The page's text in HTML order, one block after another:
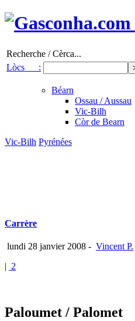
Recherche / Cèrca...
Lòcs :
Béarn
Ossau / Aussau
Vic-Bilh
Còr de Bearn
Vic-Bilh Pyrénées
Carrère
lundi 28 janvier 2008 - Vincent P.
| 2
Paloumet / Palomet